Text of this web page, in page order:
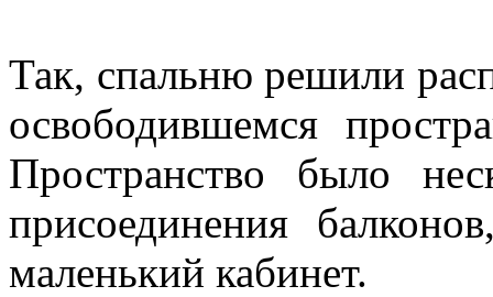
Так, спальню решили
освободившемся
Пространство было
присоединения
маленький кабинет.